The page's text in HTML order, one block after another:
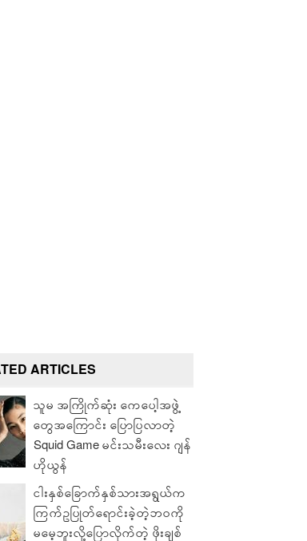
ARTICLES
သူမ အကြိုက်ဆုံး ကေပေါ့အဖွဲ့
တွေအကြောင်း ပြောပြလာတဲ့
Squid Game မင်းသမီးလေး ဂျန်
ဟိုယွန်
ငါးနှစ်ခြောက်နှစ်သားအရွယ်က
ကြက်ဥပြုတ်ရောင်းခဲ့တဲ့ဘဝကို
မမေ့ဘူးလို့ပြောလိုက်တဲ့ ဖိုးချစ်